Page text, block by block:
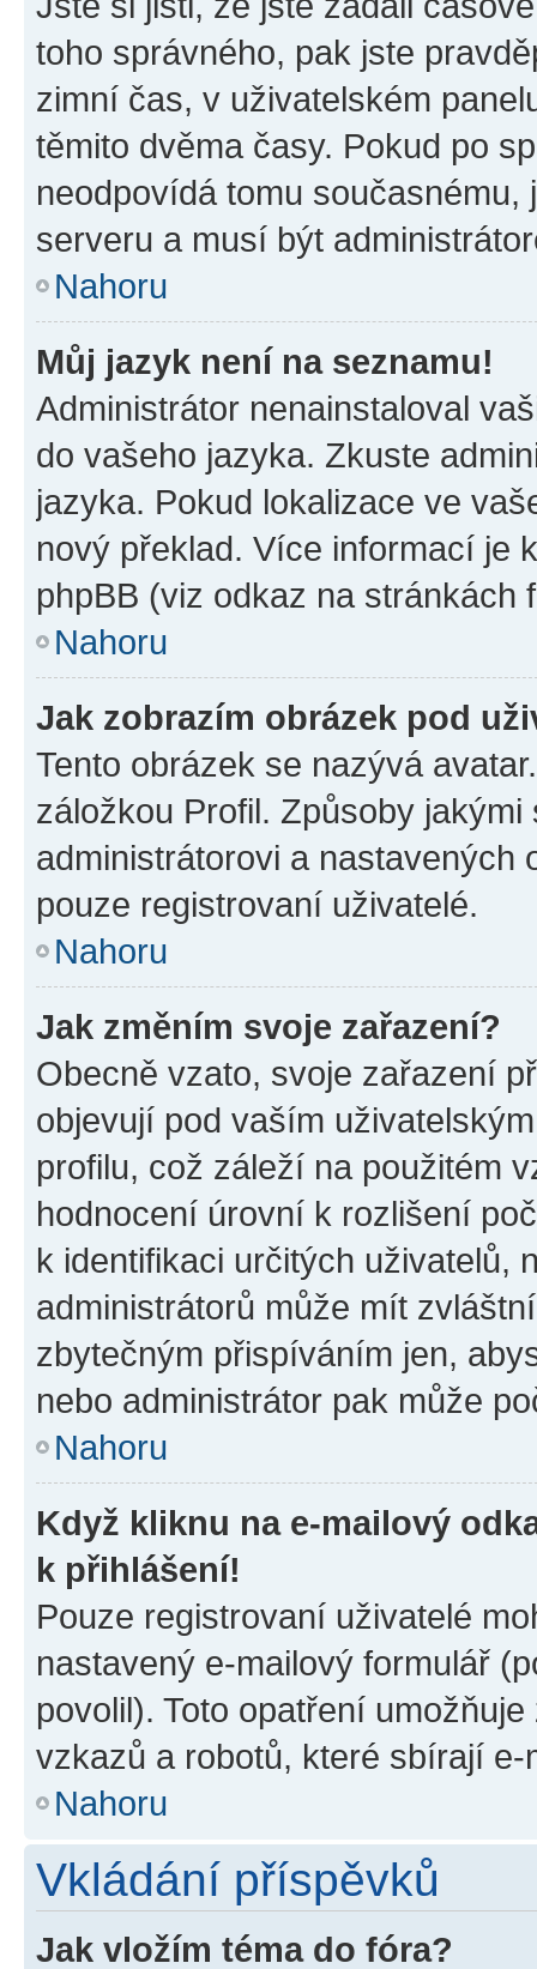
toho správného, pak jste
zimní čas, v uživatelském
těmito dvěma časy. Pokud po
neodpovídá tomu
serveru a musí být
Nahoru
Můj jazyk není na seznamu!
Administrátor nenainstaloval
do vašeho jazyka. Zkuste
jazyka. Pokud lokalizace ve
nový překlad. Více informací je
phpBB (viz odkaz na stránkách
Nahoru
Jak zobrazím obrázek pod
Tento obrázek se nazývá
záložkou Profil. Způsoby
administrátorovi a nastavených
pouze registrovaní uživatelé.
Nahoru
Jak změním svoje zařazení?
Obecně vzato, svoje zařazení
objevují pod vaším
profilu, což záleží na použitém
hodnocení úrovní k rozlišení
k identifikaci určitých uživatelů,
administrátorů může mít
zbytečným přispíváním jen,
nebo administrátor pak může
Nahoru
Když kliknu na e-mailový
k přihlášení!
Pouze registrovaní uživatelé
nastavený e-mailový formulář
povolil). Toto opatření
vzkazů a robotů, které sbírají e-
Nahoru
Vkládání příspěvků
Jak vložím téma do fóra?